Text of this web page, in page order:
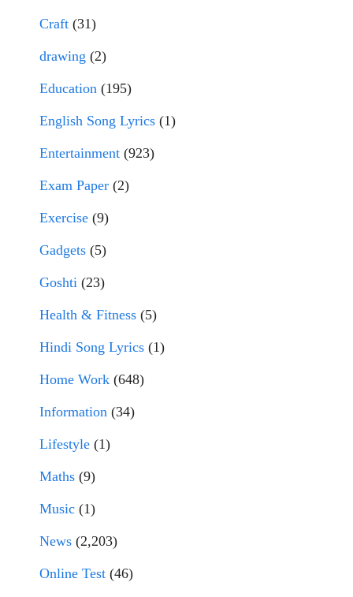
Craft (31)
drawing (2)
Education (195)
English Song Lyrics (1)
Entertainment (923)
Exam Paper (2)
Exercise (9)
Gadgets (5)
Goshti (23)
Health & Fitness (5)
Hindi Song Lyrics (1)
Home Work (648)
Information (34)
Lifestyle (1)
Maths (9)
Music (1)
News (2,203)
Online Test (46)